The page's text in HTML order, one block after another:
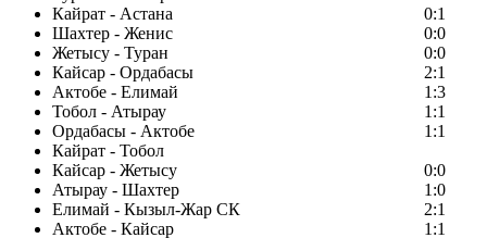
Кайрат - Астана
0:1
Шахтер - Женис
0:0
Жетысу - Туран
0:0
Кайсар - Ордабасы
2:1
Актобе - Елимай
1:3
Тобол - Атырау
1:1
Ордабасы - Актобе
1:1
Кайрат - Тобол
Кайсар - Жетысу
0:0
Атырау - Шахтер
1:0
Елимай - Кызыл-Жар СК
2:1
Актобе - Кайсар
1:1